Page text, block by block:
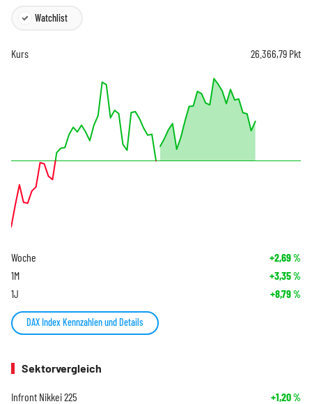
Watchlist
Kurs 26.366,79 Pkt
Woche +2,69%
1M +3,35%
1J +8,79%
DAX Index Kennzahlen und Details
Sektorvergleich
Infront Nikkei 225 +1,20%